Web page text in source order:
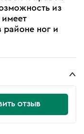
из
имеет
районе ног и
ОТЗЫВ